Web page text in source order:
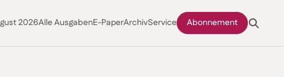
2026Alle AusgabenE-PaperArchivService Abonnement